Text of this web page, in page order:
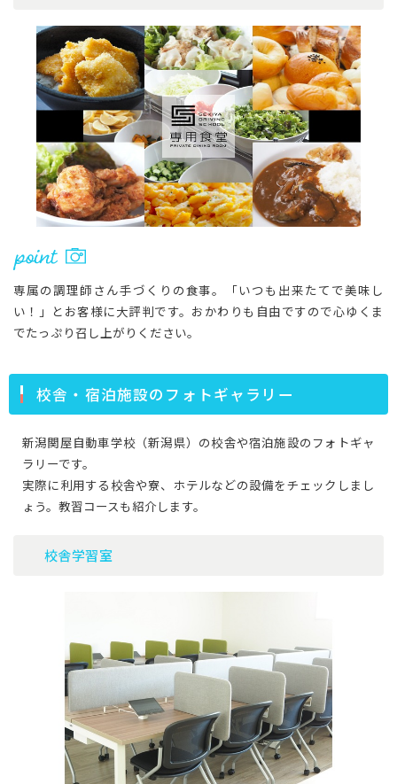
専属の調理師さん手づくりの食事。「いつも出来たてで美味し
い！」とお客様に大評判です。おかわりも自由ですので心ゆくま
でたっぷり召し上がりください。
校舎・宿泊施設のフォトギャラリー
新潟関屋自動車学校（新潟県）の校舎や宿泊施設のフォトギャ
ラリーです。
実際に利用する校舎や寮、ホテルなどの設備をチェックしまし
ょう。教習コースも紹介します。
校舎学習室